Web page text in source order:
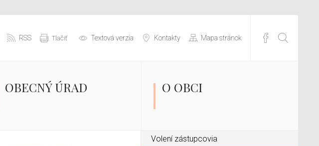
RSS Tlačiť Textová verzia Kontakty Mapa stránok
OBECNÝ ÚRAD O OBCI
Volení zástupcovia